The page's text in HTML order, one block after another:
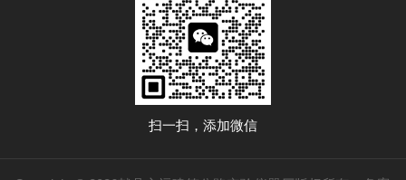
扫一扫，添加微信